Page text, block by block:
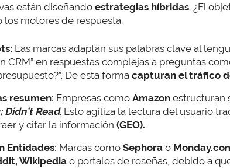
están diseñandoestrategias híbridas. ¿El
motores de respuesta.
Las marcas adaptan sus palabras clave al
CRM” en respuestas complejas a preguntas
De esta forma capturan el tráfico
resumen: Empresas como Amazon estructuran
Didn’t Read. Esto agiliza la lectura del usuario
y citar la información (GEO).
Entidades: Marcas como Sephora o
Wikipedia o portales de reseñas, debido a